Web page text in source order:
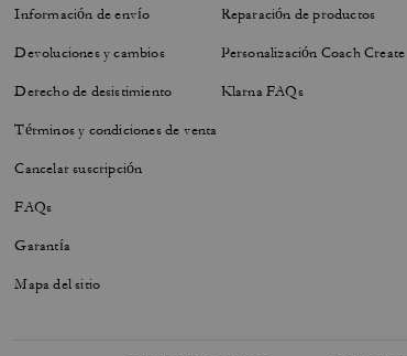
Información de envío
Devoluciones y cambios
Derecho de desistimiento
Términos y condiciones de venta
Cancelar suscripción
FAQs
Garantía
Mapa del sitio
Reparación de productos
Personalización Coach Create
Klarna FAQs